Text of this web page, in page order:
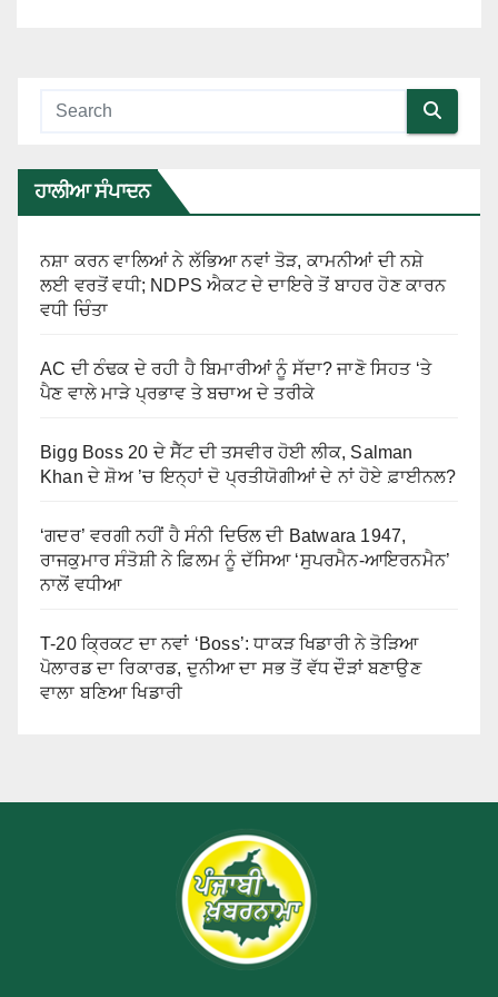
ਹਾਲੀਆ ਸੰਪਾਦਨ
ਨਸ਼ਾ ਕਰਨ ਵਾਲਿਆਂ ਨੇ ਲੱਭਿਆ ਨਵਾਂ ਤੋੜ, ਕਾਮਨੀਆਂ ਦੀ ਨਸ਼ੇ
ਲਈ ਵਰਤੋਂ ਵਧੀ; NDPS ਐਕਟ ਦੇ ਦਾਇਰੇ ਤੋਂ ਬਾਹਰ ਹੋਣ ਕਾਰਨ
ਵਧੀ ਚਿੰਤਾ
AC ਦੀ ਠੰਢਕ ਦੇ ਰਹੀ ਹੈ ਬਿਮਾਰੀਆਂ ਨੂੰ ਸੱਦਾ? ਜਾਣੋ ਸਿਹਤ ‘ਤੇ
ਪੈਣ ਵਾਲੇ ਮਾੜੇ ਪ੍ਰਭਾਵ ਤੇ ਬਚਾਅ ਦੇ ਤਰੀਕੇ
Bigg Boss 20 ਦੇ ਸੈੱਟ ਦੀ ਤਸਵੀਰ ਹੋਈ ਲੀਕ, Salman
Khan ਦੇ ਸ਼ੋਅ ’ਚ ਇਨ੍ਹਾਂ ਦੋ ਪ੍ਰਤੀਯੋਗੀਆਂ ਦੇ ਨਾਂ ਹੋਏ ਫ਼ਾਈਨਲ?
‘ਗਦਰ’ ਵਰਗੀ ਨਹੀਂ ਹੈ ਸੰਨੀ ਦਿਓਲ ਦੀ Batwara 1947,
ਰਾਜਕੁਮਾਰ ਸੰਤੋਸ਼ੀ ਨੇ ਫ਼ਿਲਮ ਨੂੰ ਦੱਸਿਆ ‘ਸੁਪਰਮੈਨ-ਆਇਰਨਮੈਨ’
ਨਾਲੋਂ ਵਧੀਆ
T-20 ਕ੍ਰਿਕਟ ਦਾ ਨਵਾਂ ‘Boss’: ਧਾਕੜ ਖਿਡਾਰੀ ਨੇ ਤੋੜਿਆ
ਪੋਲਾਰਡ ਦਾ ਰਿਕਾਰਡ, ਦੁਨੀਆ ਦਾ ਸਭ ਤੋਂ ਵੱਧ ਦੌੜਾਂ ਬਣਾਉਣ
ਵਾਲਾ ਬਣਿਆ ਖਿਡਾਰੀ